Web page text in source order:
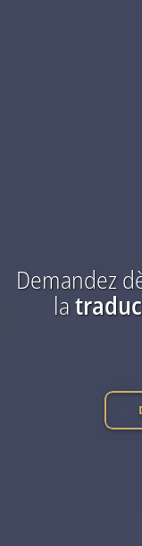
Demandez
la